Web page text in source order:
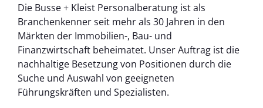
Die Busse + Kleist Personalberatung ist als
Branchenkenner seit mehr als 30 Jahren in den
Märkten der Immobilien-, Bau- und
Finanzwirtschaft beheimatet. Unser Auftrag ist die
nachhaltige Besetzung von Positionen durch die
Suche und Auswahl von geeigneten
Führungskräften und Spezialisten.